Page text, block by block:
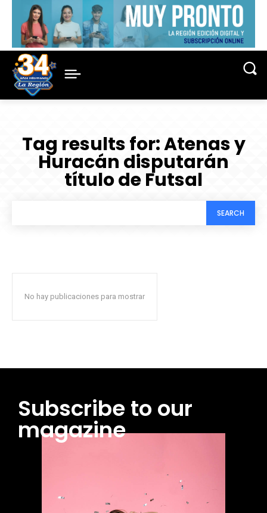
Tag results for:Atenas y
Huracán disputarán
título de Futsal
SEARCH
No hay publicaciones para mostrar
Subscribe to our
magazine